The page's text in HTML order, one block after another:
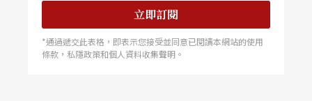
立即訂閱
*通過遞交此表格，即表示您接受並同意已閱讀本網站的使用
條款，私隱政策和個人資料收集聲明。